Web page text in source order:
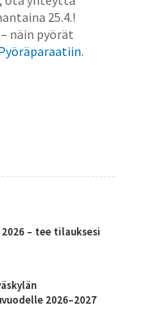
25.4.!
näin pyörät
.
– tee tilauksesi
2026–2027